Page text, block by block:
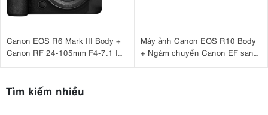
Canon EOS R6 Mark III Body +
Canon RF 24-105mm F4-7.1 IS
Máy ảnh Canon EOS R10 Body
+ Ngàm chuyển Canon EF sang
Tìm kiếm nhiều